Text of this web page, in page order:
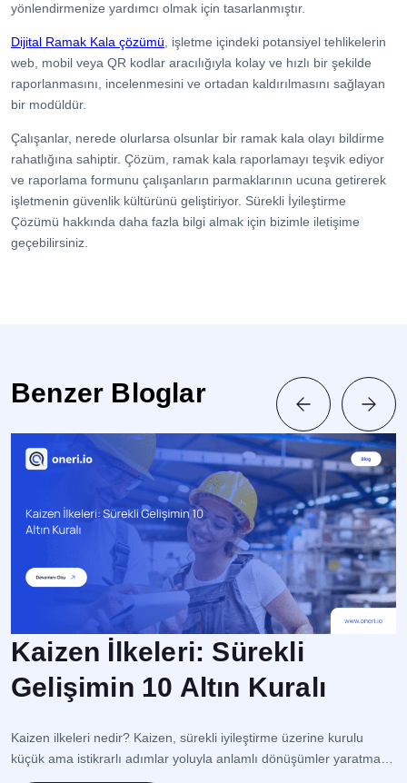
yönlendirmenize yardımcı olmak için tasarlanmıştır.
Dijital Ramak Kala çözümü , işletme içindeki potansiyel tehlikelerin
web, mobil veya QR kodlar aracılığıyla kolay ve hızlı bir şekilde
raporlanmasını, incelenmesini ve ortadan kaldırılmasını sağlayan
bir modüldür.
Çalışanlar, nerede olurlarsa olsunlar bir ramak kala olayı bildirme
rahatlığına sahiptir. Çözüm, ramak kala raporlamayı teşvik ediyor
ve raporlama formunu çalışanların parmaklarının ucuna getirerek
işletmenin güvenlik kültürünü geliştiriyor. Sürekli İyileştirme
Çözümü hakkında daha fazla bilgi almak için bizimle iletişime
geçebilirsiniz.
Benzer Bloglar
Kaizen İlkeleri: Sürekli
Gelişimin 10 Altın Kuralı
Kaizen ilkeleri nedir? Kaizen, sürekli iyileştirme üzerine kurulu
küçük ama istikrarlı adımlar yoluyla anlamlı dönüşümler yaratmaya
odaklanan bir Japon Felsefesidir. Bu yaklaşım, süreç yönetimi